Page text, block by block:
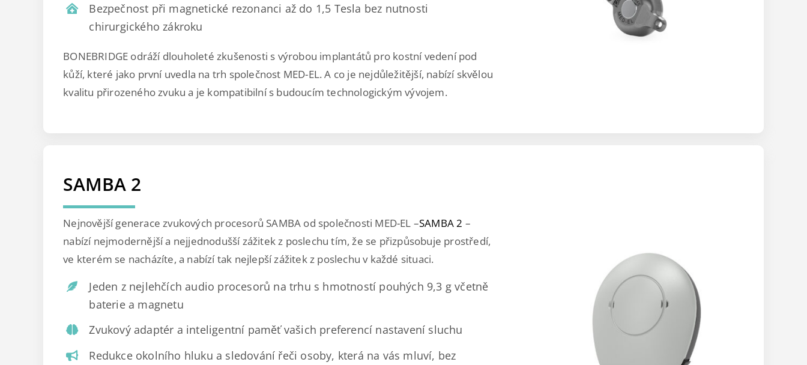
Bezpečnost při magnetické rezonanci až do 1,5 Tesla bez nutnosti
chirurgického zákroku
BONEBRIDGE odráží dlouholeté zkušenosti s výrobou implantátů pro kostní vedení pod
kůží, které jako první uvedla na trh společnost MED-EL. A co je nejdůležitější, nabízí skvělou
kvalitu přirozeného zvuku a je kompatibilní s budoucím technologickým vývojem.
SAMBA 2
Nejnovější generace zvukových procesorů SAMBA od společnosti MED-EL –SAMBA 2 –
nabízí nejmodernější a nejjednodušší zážitek z poslechu tím, že se přizpůsobuje prostředí,
ve kterém se nacházíte, a nabízí tak nejlepší zážitek z poslechu v každé situaci.
Jeden z nejlehčích audio procesorů na trhu s hmotností pouhých 9,3 g včetně
baterie a magnetu
Zvukový adaptér a inteligentní paměť vašich preferencí nastavení sluchu
Redukce okolního hluku a sledování řeči osoby, která na vás mluví, bez